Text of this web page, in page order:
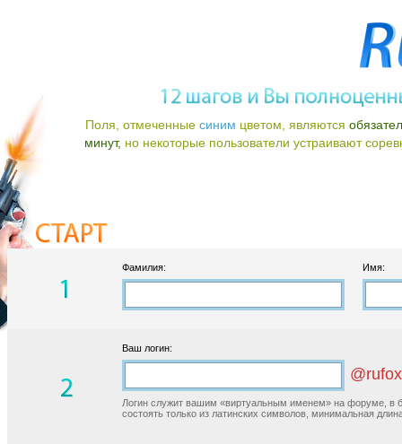
Поля, отмеченные синим цветом, являются
минут, но некоторые пользователи устраивают
Фамилия: Имя:
Ваш логин:
Логин служит вашим «виртуальным именем» на форуме, в
состоять только из латинских символов, минимальная